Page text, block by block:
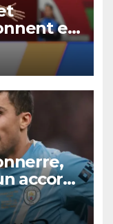
en
Ibrahim
accord
un